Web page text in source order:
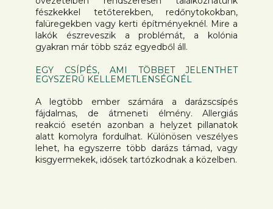
fészkekkel tetőterekben, redőnytokokban,
falüregekben vagy kerti építményeknél. Mire a
lakók észreveszik a problémát, a kolónia
gyakran már több száz egyedből áll.
EGY CSÍPÉS, AMI TÖBBET JELENTHET
EGYSZERŰ KELLEMETLENSÉGNÉL
A legtöbb ember számára a darázscsípés
fájdalmas, de átmeneti élmény. Allergiás
reakció esetén azonban a helyzet pillanatok
alatt komolyra fordulhat. Különösen veszélyes
lehet, ha egyszerre több darázs támad, vagy
kisgyermekek, idősek tartózkodnak a közelben.